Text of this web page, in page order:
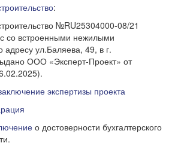
:
№RU25304000-08/21
со встроенными нежилыми
ул.Баляева, 49, в г.
ООО «Эксперт-Проект» от
экспертизы проекта
о достоверности бухгалтерского